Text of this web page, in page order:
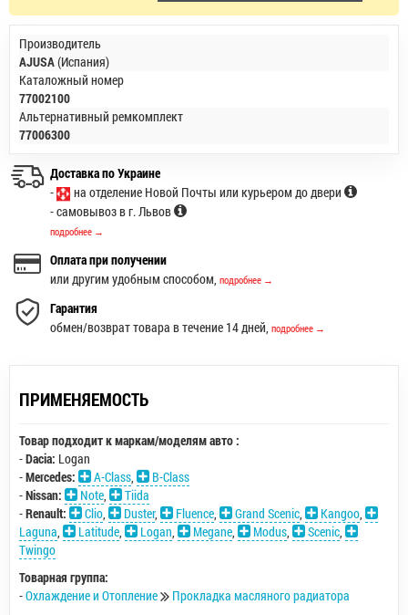
Производитель
AJUSA(Испания)
Каталожный номер
77002100
Альтернативный ремкомплект
77006300
Доставка по Украине
-
на отделение Новой Почты или курьером до двери
- самовывоз в г. Львов
подробнее →
Оплата при получении
или другим удобным способом, подробнее →
Гарантия
обмен/возврат товара в течение 14 дней, подробнее →
ПРИМЕНЯЕМОСТЬ
Товар подходит к маркам/моделям авто :
-Dacia: Logan
-Mercedes: A-Class,
B-Class
-Nissan: Note,
Tiida
-Renault: Clio, Duster, Fluence, Grand Scenic, Kangoo,
Laguna, Latitude, Logan, Megane, Modus, Scenic,
Twingo
Товарная группа:
-Охлаждение и Отопление Прокладка масляного радиатора